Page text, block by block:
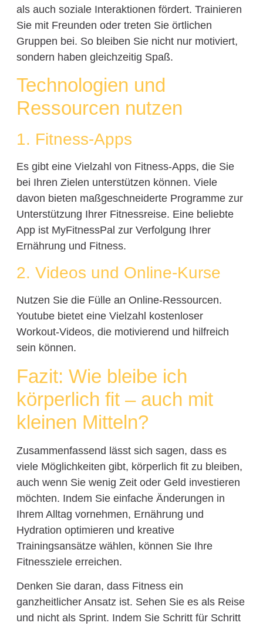
als auch soziale Interaktionen fördert. Trainieren
Sie mit Freunden oder treten Sie örtlichen
Gruppen bei. So bleiben Sie nicht nur motiviert,
sondern haben gleichzeitig Spaß.
Technologien und
Ressourcen nutzen
1. Fitness-Apps
Es gibt eine Vielzahl von Fitness-Apps, die Sie
bei Ihren Zielen unterstützen können. Viele
davon bieten maßgeschneiderte Programme zur
Unterstützung Ihrer Fitnessreise. Eine beliebte
App ist MyFitnessPal zur Verfolgung Ihrer
Ernährung und Fitness.
2. Videos und Online-Kurse
Nutzen Sie die Fülle an Online-Ressourcen.
Youtube bietet eine Vielzahl kostenloser
Workout-Videos, die motivierend und hilfreich
sein können.
Fazit: Wie bleibe ich
körperlich fit – auch mit
kleinen Mitteln?
Zusammenfassend lässt sich sagen, dass es
viele Möglichkeiten gibt, körperlich fit zu bleiben,
auch wenn Sie wenig Zeit oder Geld investieren
möchten. Indem Sie einfache Änderungen in
Ihrem Alltag vornehmen, Ernährung und
Hydration optimieren und kreative
Trainingsansätze wählen, können Sie Ihre
Fitnessziele erreichen.
Denken Sie daran, dass Fitness ein
ganzheitlicher Ansatz ist. Sehen Sie es als Reise
und nicht als Sprint. Indem Sie Schritt für Schritt